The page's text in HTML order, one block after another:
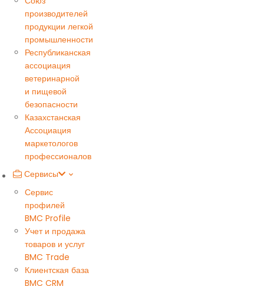
производителей
продукции легкой
промышленности
Республиканская
ассоциация
ветеринарной
и пищевой
безопасности
Казахстанская
Ассоциация
маркетологов
профессионалов
Сервисы
Сервис
профилей
BMC Profile
Учет и продажа
товаров и услуг
BMC Trade
Клиентская база
BMC CRM